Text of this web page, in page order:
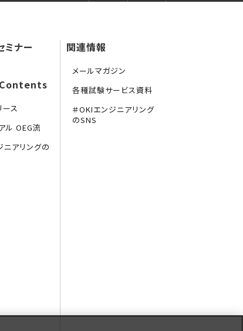
ミナー
ース
ル OEG流
ニアリングの
関連情報
メールマガジン
各種試験サービス資料
＃OKIエンジニアリング
のSNS